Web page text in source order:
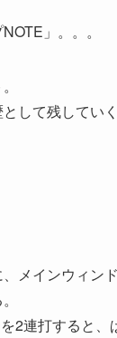
」。。。
して残してい
メインウィン
連打すると、